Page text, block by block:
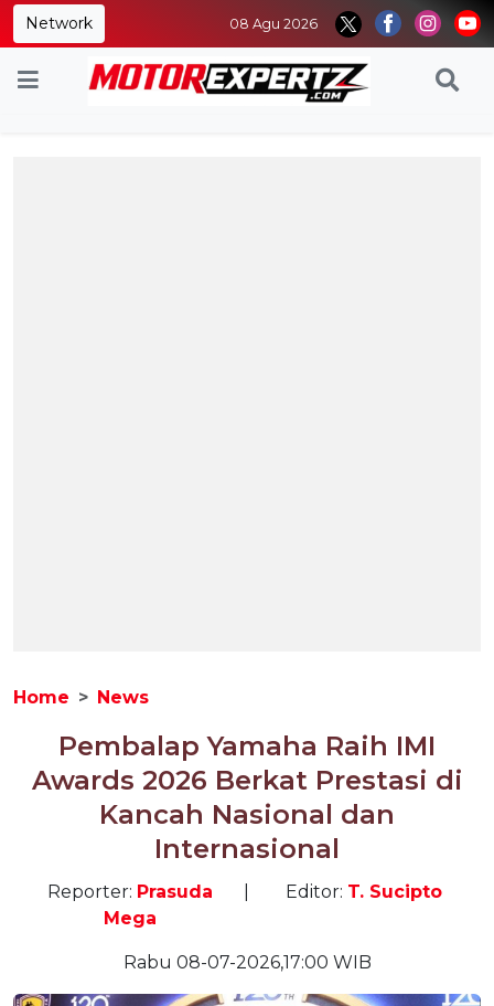
Network 08 Agu 2026
Home News
Pembalap Yamaha Raih IMI
Awards 2026 Berkat Prestasi di
Kancah Nasional dan
Internasional
Reporter: Prasuda
Mega
Editor: T. Sucipto
Rabu 08-07-2026,17:00 WIB